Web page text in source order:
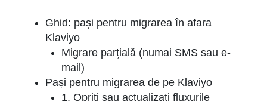
Ghid: pași pentru migrarea în afara
Klaviyo
Migrare parțială (numai SMS sau e-
mail)
Pași pentru migrarea de pe Klaviyo
1. Opriți sau actualizați fluxurile